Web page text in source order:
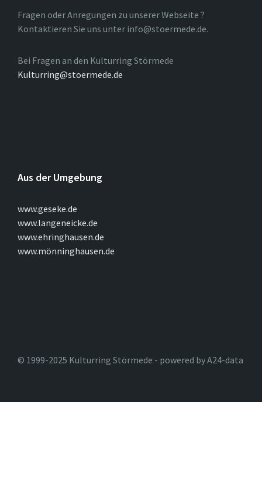
Fragen oder Anregungen zu unserer Webseite ?
Kontaktieren Sie uns unter info@stoermede.de.
Bei Fragen an den Kulturring Störmede
Kulturring@stoermede.de
Aus der Umgebung
www.geseke.de
www.langeneicke.de
www.ehringhausen.de
www.mönninghausen.de
© 1999-2025 Kulturring Störmede - powered by A24-data